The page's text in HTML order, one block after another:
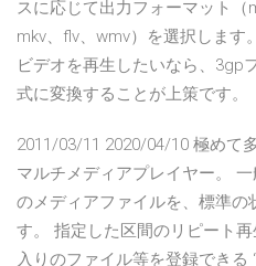
スに応じて出力フォーマット（
mkv、flv、wmv）を選択します
ビデオを再生したいなら、3gp
式に変換することが上策です。
2011/03/11 2020/04/10 極めて
マルチメディアプレイヤー。
のメディアファイルを、標準の
す。 指定した区間のリピート
入りのファイル等を登録できる